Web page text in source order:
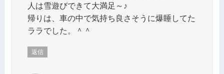
人は雪遊びできて大満足～♪
帰りは、車の中で気持ち良さそうに爆睡してた
ララでした。＾＾
返信